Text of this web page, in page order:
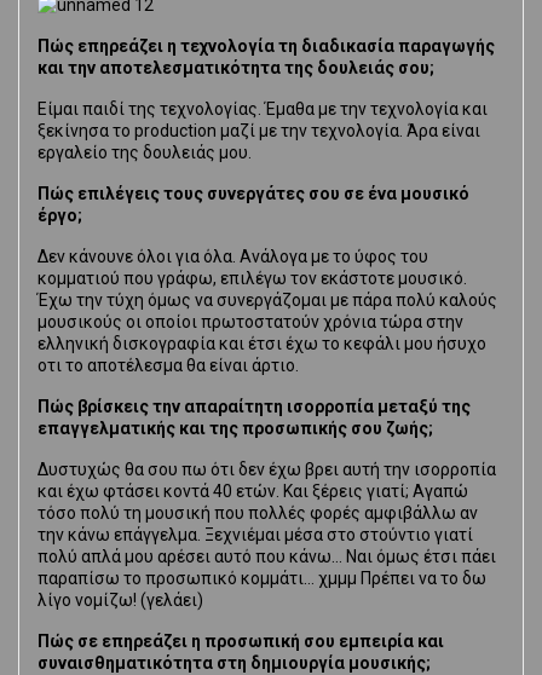
Πώς επηρεάζει η τεχνολογία τη διαδικασία παραγωγής
και την αποτελεσματικότητα της δουλειάς σου;
Είμαι παιδί της τεχνολογίας. Έμαθα με την τεχνολογία και
ξεκίνησα το production μαζί με την τεχνολογία. Άρα είναι
εργαλείο της δουλειάς μου.
Πώς επιλέγεις τους συνεργάτες σου σε ένα μουσικό
έργο;
Δεν κάνουνε όλοι για όλα. Ανάλογα με το ύφος του
κομματιού που γράφω, επιλέγω τον εκάστοτε μουσικό.
Έχω την τύχη όμως να συνεργάζομαι με πάρα πολύ καλούς
μουσικούς οι οποίοι πρωτοστατούν χρόνια τώρα στην
ελληνική δισκογραφία και έτσι έχω το κεφάλι μου ήσυχο
οτι το αποτέλεσμα θα είναι άρτιο.
Πώς βρίσκεις την απαραίτητη ισορροπία μεταξύ της
επαγγελματικής και της προσωπικής σου ζωής;
Δυστυχώς θα σου πω ότι δεν έχω βρει αυτή την ισορροπία
και έχω φτάσει κοντά 40 ετών. Και ξέρεις γιατί; Αγαπώ
τόσο πολύ τη μουσική που πολλές φορές αμφιβάλλω αν
την κάνω επάγγελμα. Ξεχνιέμαι μέσα στο στούντιο γιατί
πολύ απλά μου αρέσει αυτό που κάνω… Ναι όμως έτσι πάει
παραπίσω το προσωπικό κομμάτι… χμμμ Πρέπει να το δω
λίγο νομίζω! (γελάει)
Πώς σε επηρεάζει η προσωπική σου εμπειρία και
συναισθηματικότητα στη δημιουργία μουσικής;